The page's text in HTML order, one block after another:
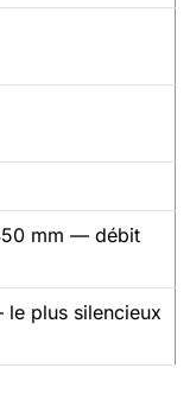
mm — débit
plus silencieux